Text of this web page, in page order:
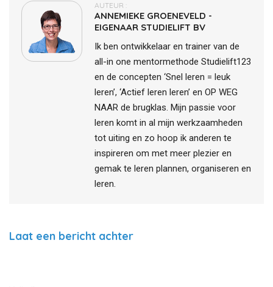
AUTEUR :
ANNEMIEKE GROENEVELD -
EIGENAAR STUDIELIFT BV
Ik ben ontwikkelaar en trainer van de
all-in one mentormethode Studielift123
en de concepten ‘Snel leren = leuk
leren’, ‘Actief leren leren’ en OP WEG
NAAR de brugklas. Mijn passie voor
leren komt in al mijn werkzaamheden
tot uiting en zo hoop ik anderen te
inspireren om met meer plezier en
gemak te leren plannen, organiseren en
leren.
Laat een bericht achter